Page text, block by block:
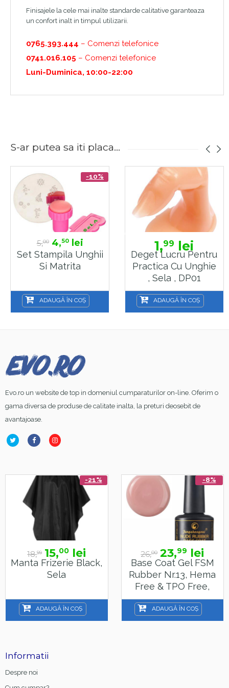
Finisajele la cele mai inalte standarde calitative garanteaza
un confort inalt in timpul utilizarii.
0765.393.444 – Comenzi telefonice
0741.016.105 – Comenzi telefonice
Luni-Duminica, 10:00-22:00
S-ar putea sa iti placa...
-10%
5,00 4,50lei
Set Stampila Unghii
Si Matrita
ADAUGĂ ÎN COȘ
1,99 lei
Deget Lucru Pentru
Practica Cu Unghie
, Sela , DP01
ADAUGĂ ÎN COȘ
Evo.ro un website de top in domeniul cumparaturilor on-line. Oferim o
gama diversa de produse de calitate inalta, la preturi deosebit de
avantajoase.
-21%
18,99 15,00 lei
Manta Frizerie Black,
Sela
ADAUGĂ ÎN COȘ
-8%
26,00 23,99 lei
Base Coat Gel FSM
Rubber Nr.13, Hema
Free & TPO Free,
15ml
ADAUGĂ ÎN COȘ
Informatii
Despre noi